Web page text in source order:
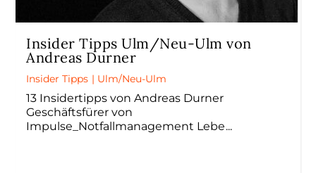
Insider Tipps Ulm/Neu-Ulm von
Andreas Durner
Insider Tipps | Ulm/Neu-Ulm
13 Insidertipps von Andreas Durner
Geschäftsfürer von
Impulse_Notfallmanagement Lebe